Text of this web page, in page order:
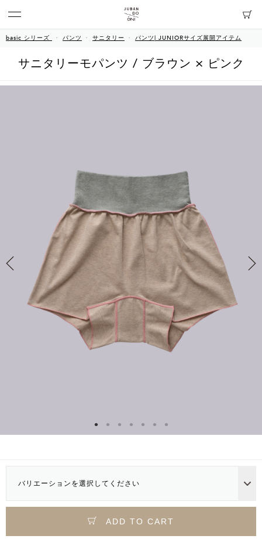
basic シリーズ パンツ サニタリー パンツ| JUNIORサイズ展開アイテム
サニタリーモパンツ / ブラウン × ピンク
バリエーションを選択してください
ADD TO CART